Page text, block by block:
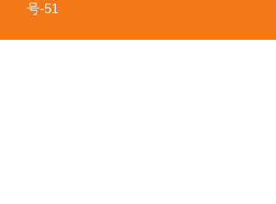
号-51